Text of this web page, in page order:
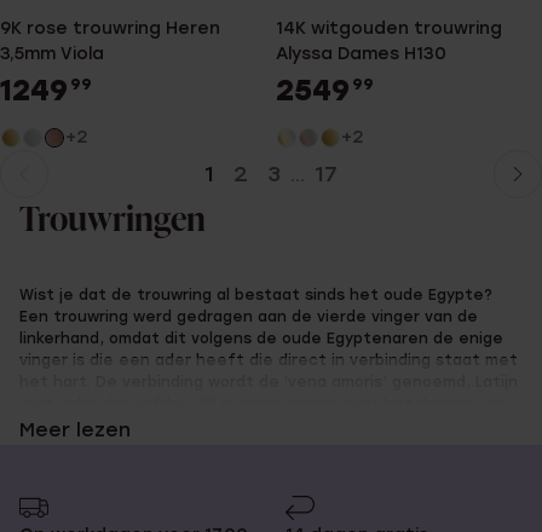
9K rose trouwring Heren
3,5mm Viola
1249 99
+2
14K witgouden trouwring
Alyssa Dames H130
2549 99
+2
pagina
1 2 3 17
naar
Trouwringen
Wist je dat de trouwring al bestaat sinds het oude Egypte?
Een trouwring werd gedragen aan de vierde vinger van de
linkerhand, omdat dit volgens de oude Egyptenaren de enige
vinger is die een ader heeft die direct in verbinding staat met
trouw- en verlovingsringen, en om welke hand jouw trouwring
Meer lezen